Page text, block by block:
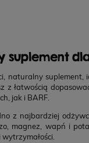
suplement
naturalny suplement,
z łatwością
jak i BARF.
z najbardziej
magnez, wapń i